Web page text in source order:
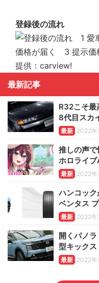
登録後の流れ
提供：carview!
最新記事
R32こそ最
8代目スカ
最新 2022年
推しの声
ホロライ
最新 2022年
ハンコッ
ベンタス
最新 2022年
開くパノ
型キック
最新 2022年